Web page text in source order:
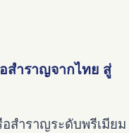
สำราญจากไทย สู่
อสำราญระดับพรีเมียม